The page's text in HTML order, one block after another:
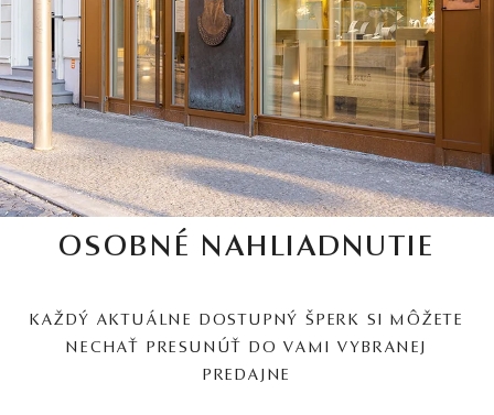
OSOBNÉ NAHLIADNUTIE
KAŽDÝ AKTUÁLNE DOSTUPNÝ ŠPERK SI MÔŽETE
NECHAŤ PRESUNÚŤ DO VAMI VYBRANEJ
PREDAJNE